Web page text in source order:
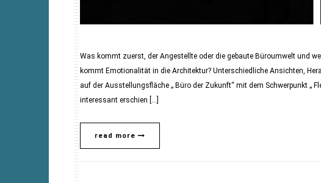
Was kommt zuerst, der Angestellte oder die gebaute Büroumwelt und
kommt Emotionalität in die Architektur? Unterschiedliche Ansichten,
auf der Ausstellungsfläche „ Büro der Zukunft“ mit dem Schwerpunkt „
interessant erschien […]
read more